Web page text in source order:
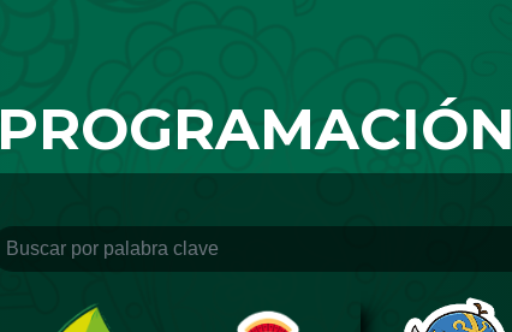
PROGRAMACIÓN